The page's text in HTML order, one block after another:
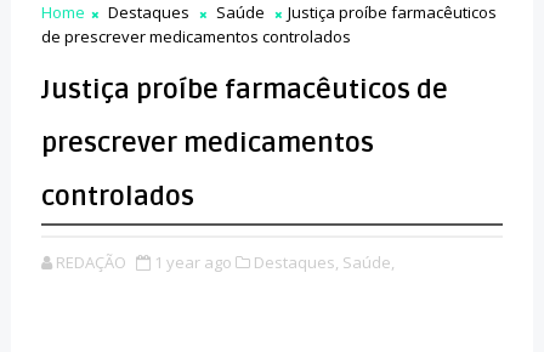
Home Destaques Saúde
Justiça proíbe farmacêuticos
de prescrever medicamentos controlados
Justiça proíbe farmacêuticos de
prescrever medicamentos
controlados
REDAÇÃO 1 year ago Destaques, Saúde,